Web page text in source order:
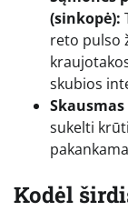
(sinkopė):
reto pulso
skubios
sukelti
Kodėl